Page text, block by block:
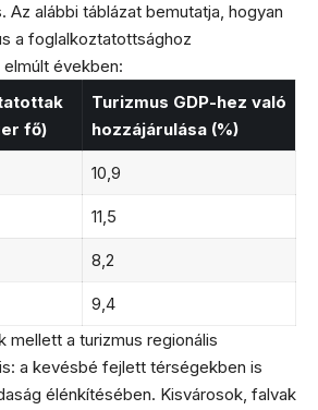
Az alábbi táblázat bemutatja, hogyan
a foglalkoztatottsághoz
években:
fő)
Turizmus GDP-hez való
hozzájárulása (%)
10,9
11,5
8,2
9,4
mellett a turizmus regionális
a kevésbé fejlett térségekben is
élénkítésében. Kisvárosok, falvak